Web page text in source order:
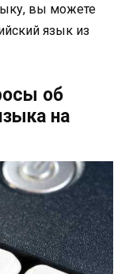
вы можете
язык из
об
на